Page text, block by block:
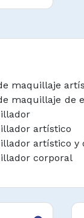
maquillaje
maquillaje de
artístico
artístico y
corporal